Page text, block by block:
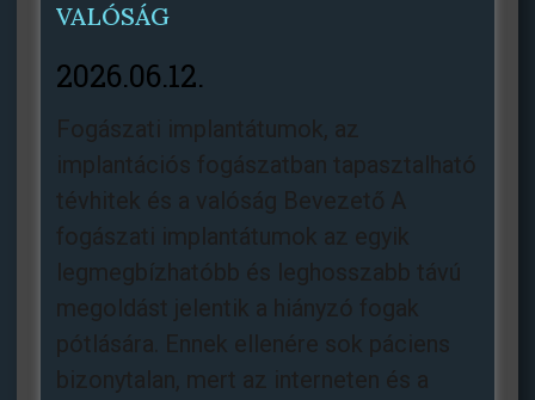
VALÓSÁG
2026.06.12.
Fogászati ​​implantátumok, az
implantációs fogászatban tapasztalható
tévhitek és a valóság Bevezető A
fogászati implantátumok az egyik
legmegbízhatóbb és leghosszabb távú
megoldást jelentik a hiányzó fogak
pótlására. Ennek ellenére sok páciens
bizonytalan, mert az interneten és a